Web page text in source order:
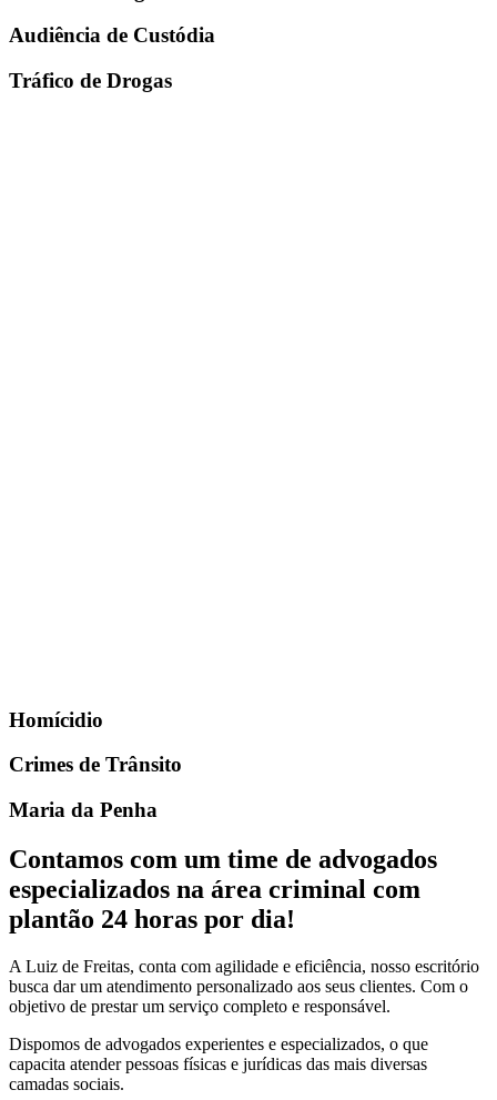
Audiência de Custódia
Tráfico de Drogas
Homícidio
Crimes de Trânsito
Maria da Penha
Contamos com um time de advogados
especializados na área criminal com
plantão 24 horas por dia!
A Luiz de Freitas, conta com agilidade e eficiência, nosso escritório
busca dar um atendimento personalizado aos seus clientes. Com o
objetivo de prestar um serviço completo e responsável.
Dispomos de advogados experientes e especializados, o que
capacita atender pessoas físicas e jurídicas das mais diversas
camadas sociais.